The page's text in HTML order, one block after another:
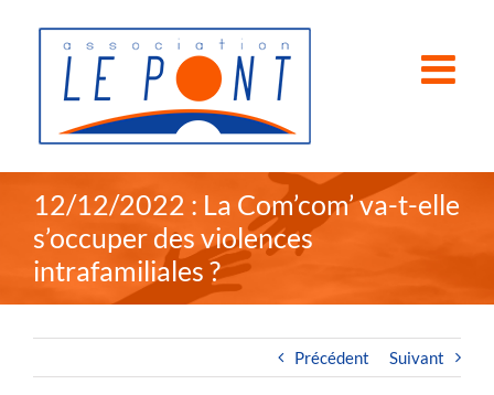
12/12/2022 : La Com’com’ va-t-elle
s’occuper des violences
intrafamiliales ?
Précédent Suivant